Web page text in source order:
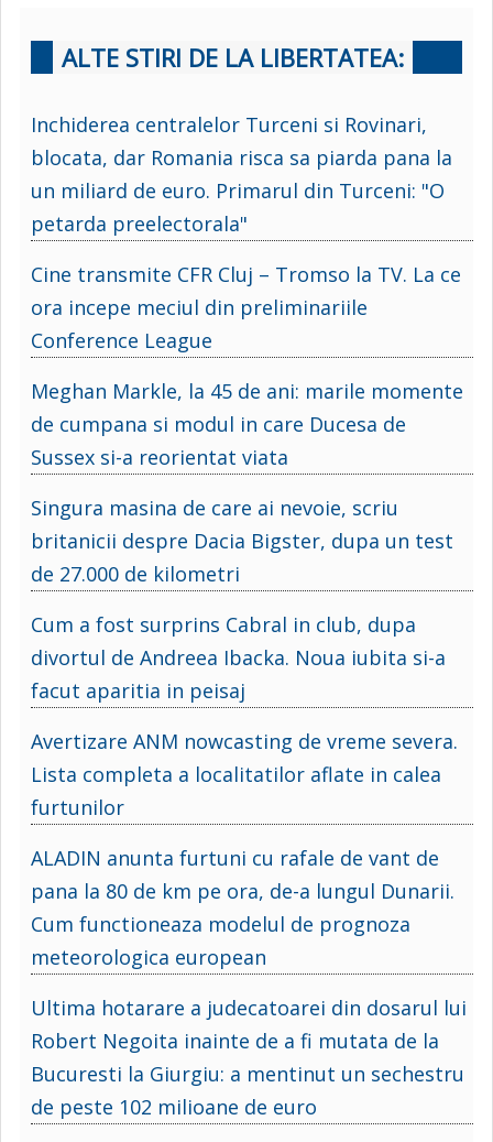
ALTE STIRI DE LA LIBERTATEA:
Inchiderea centralelor Turceni si Rovinari,
blocata, dar Romania risca sa piarda pana la
un miliard de euro. Primarul din Turceni: "O
petarda preelectorala"
Cine transmite CFR Cluj – Tromso la TV. La ce
ora incepe meciul din preliminariile
Conference League
Meghan Markle, la 45 de ani: marile momente
de cumpana si modul in care Ducesa de
Sussex si-a reorientat viata
Singura masina de care ai nevoie, scriu
britanicii despre Dacia Bigster, dupa un test
de 27.000 de kilometri
Cum a fost surprins Cabral in club, dupa
divortul de Andreea Ibacka. Noua iubita si-a
facut aparitia in peisaj
Avertizare ANM nowcasting de vreme severa.
Lista completa a localitatilor aflate in calea
furtunilor
ALADIN anunta furtuni cu rafale de vant de
pana la 80 de km pe ora, de-a lungul Dunarii.
Cum functioneaza modelul de prognoza
meteorologica european
Ultima hotarare a judecatoarei din dosarul lui
Robert Negoita inainte de a fi mutata de la
Bucuresti la Giurgiu: a mentinut un sechestru
de peste 102 milioane de euro